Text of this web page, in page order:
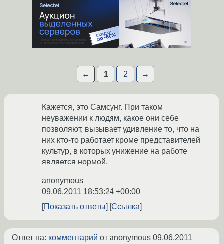
← 1 2 →
Кажется, это Самсунг. При таком
неуважении к людям, какое они себе
позволяют, вызывает удивление то, что на
них кто-то работает кроме представителей
культур, в которых унижение на работе
является нормой.
anonymous
09.06.2011 18:53:24 +00:00
Показать ответы
Ссылка
Ответ на: комментарий от anonymous 09.06.2011